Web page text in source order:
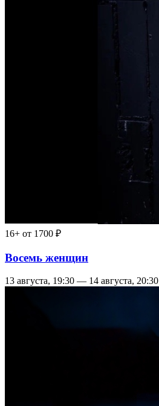
16+ от 1700 ₽
Восемь женщин
13 августа, 19:30 — 14 августа, 20:30